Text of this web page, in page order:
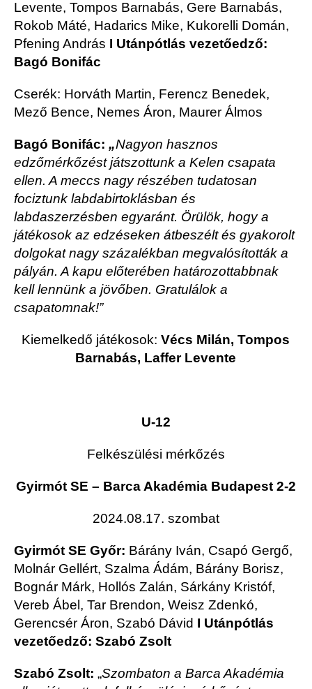
Levente, Tompos Barnabás, Gere Barnabás,
Rokob Máté, Hadarics Mike, Kukorelli Domán,
Pfening András I Utánpótlás vezetőedző:
Bagó Bonifác
Cserék: Horváth Martin, Ferencz Benedek,
Mező Bence, Nemes Áron, Maurer Álmos
Bagó Bonifác: „Nagyon hasznos
edzőmérkőzést játszottunk a Kelen csapata
ellen. A meccs nagy részében tudatosan
fociztunk labdabirtoklásban és
labdaszerzésben egyaránt. Örülök, hogy a
játékosok az edzéseken átbeszélt és gyakorolt
dolgokat nagy százalékban megvalósították a
pályán. A kapu előterében határozottabbnak
kell lennünk a jövőben. Gratulálok a
csapatomnak!”
Kiemelkedő játékosok:Vécs Milán, Tompos
Barnabás, Laffer Levente
U-12
Felkészülési mérkőzés
Gyirmót SE – Barca Akadémia Budapest 2-2
2024.08.17. szombat
Gyirmót SE Győr: Bárány Iván, Csapó Gergő,
Molnár Gellért, Szalma Ádám, Bárány Borisz,
Bognár Márk, Hollós Zalán, Sárkány Kristóf,
Vereb Ábel, Tar Brendon, Weisz Zdenkó,
Gerencsér Áron, Szabó Dávid I Utánpótlás
vezetőedző: Szabó Zsolt
Szabó Zsolt: „Szombaton a Barca Akadémia